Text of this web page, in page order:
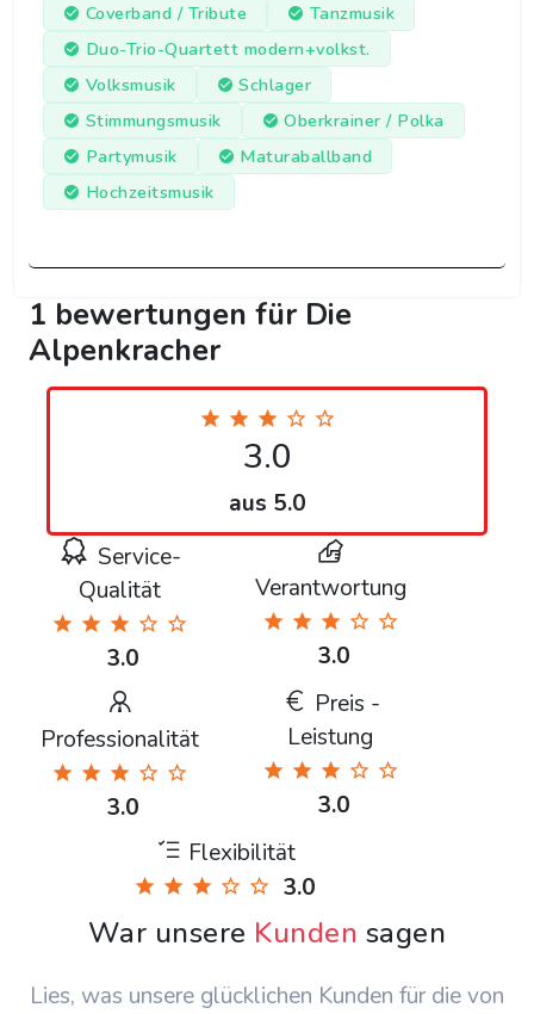
Coverband / Tribute
Tanzmusik
Duo-Trio-Quartett modern+volkst.
Volksmusik
Schlager
Stimmungsmusik
Oberkrainer / Polka
Partymusik
Maturaballband
Hochzeitsmusik
1 bewertungen für Die
Alpenkracher
3.0
aus 5.0
Service-
Qualität
3.0
Verantwortung
3.0
Professionalität
3.0
Preis -
Leistung
3.0
Flexibilität
3.0
War unsere Kunden sagen
Lies, was unsere glücklichen Kunden für die von